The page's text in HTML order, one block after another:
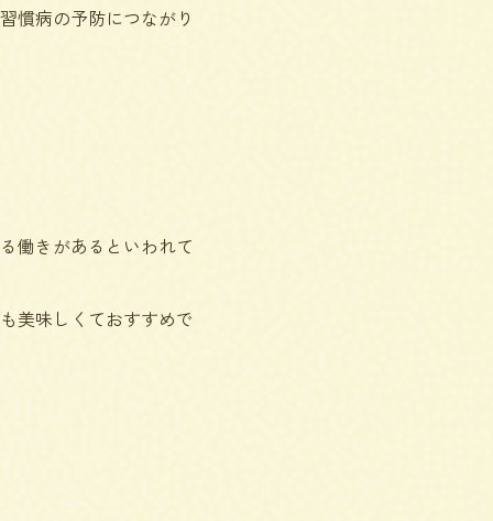
慣病の予防につながり
働きがあるといわれて
美味しくておすすめで